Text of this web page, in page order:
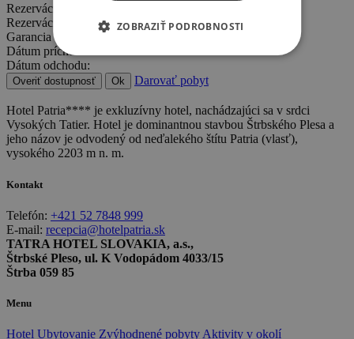
Rezervácia online
Rezervácia online
Garancia najnižšej ceny
Dátum príchodu:
Dátum odchodu:
Overiť dostupnosť Ok Darovať pobyt
Hotel Patria**** je exkluzívny hotel, nachádzajúci sa v srdci
Vysokých Tatier. Hotel je dominantnou stavbou Štrbského Plesa a
jeho názov je odvodený od neďalekého štítu Patria (vlasť),
vysokého 2203 m n. m.
Kontakt
Telefón: +421 52 7848 999
E-mail: recepcia@hotelpatria.sk
TATRA HOTEL SLOVAKIA, a.s.,
Štrbské Pleso, ul. K Vodopádom 4033/15
Štrba 059 85
Menu
Hotel Ubytovanie Zvýhodnené pobyty Aktivity v okolí
ZOBRAZIŤ PODROBNOSTI